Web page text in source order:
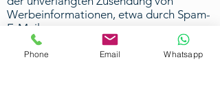
Werbeinformationen, etwa durch Spam-
E-Mails, vor.
4. Datenerfassung auf dieser
Phone Email Whatsapp